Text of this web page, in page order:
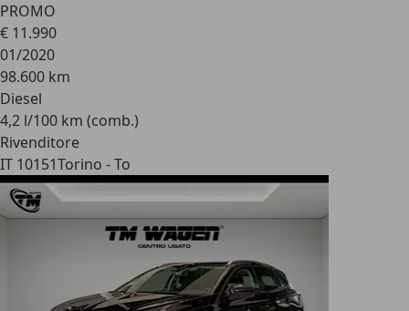
PROMO
€ 11.990
01/2020
98.600 km
Diesel
4,2 l/100 km (comb.)
Rivenditore
IT 10151Torino - To